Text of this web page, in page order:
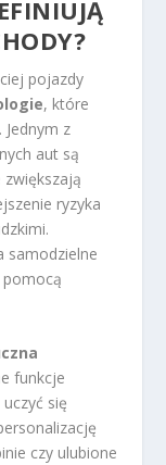
pojazdy
, które
z
aut są
zwiększają
ryzyka
samodzielne
pomocą
funkcje
się
czy ulubione